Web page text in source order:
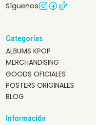
Síguenos
Categorías
ALBUMS KPOP
MERCHANDISING
GOODS OFICIALES
POSTERS ORIGINALES
BLOG
Información